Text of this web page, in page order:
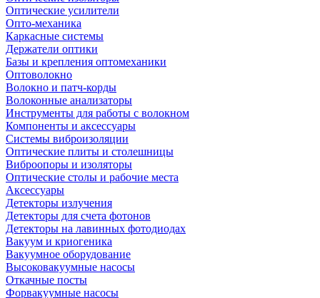
Оптические усилители
Опто-механика
Каркасные системы
Держатели оптики
Базы и крепления оптомеханики
Оптоволокно
Волокно и патч-корды
Волоконные анализаторы
Инструменты для работы с волокном
Компоненты и аксессуары
Системы виброизоляции
Оптические плиты и столешницы
Виброопоры и изоляторы
Оптические столы и рабочие места
Аксессуары
Детекторы излучения
Детекторы для счета фотонов
Детекторы на лавинных фотодиодах
Вакуум и криогеника
Вакуумное оборудование
Высоковакуумные насосы
Откачные посты
Форвакуумные насосы